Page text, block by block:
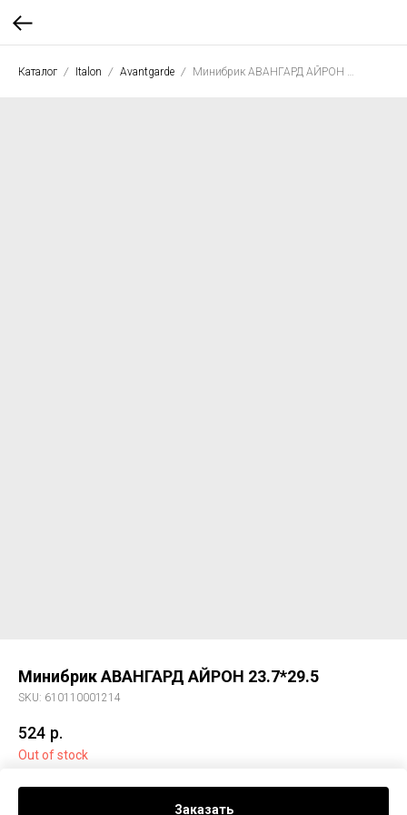
Каталог Italon Avantgarde
Минибрик АВАНГАРД АЙРОН 23.7*29.5
SKU: 610110001214
524 р.
Out of stock
Заказать
Минибрик АВАНГАРД АЙРОН 23.7*29.5